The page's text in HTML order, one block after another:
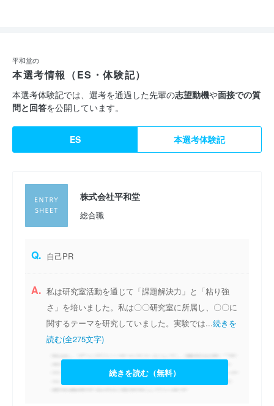
平和堂の
本選考情報（ES・体験記）
本選考体験記では、選考を通過した先輩の志望動機や面接での質
問と回答を公開しています。
ES 本選考体験記
株式会社平和堂
総合職
Q. 自己PR
A. 私は研究室活動を通じて「課題解決力」と「粘り強
さ」を培いました。私は〇〇研究室に所属し、〇〇に
関するテーマを研究していました。実験では...続きを
読む(全275文字)
続きを読む（無料）